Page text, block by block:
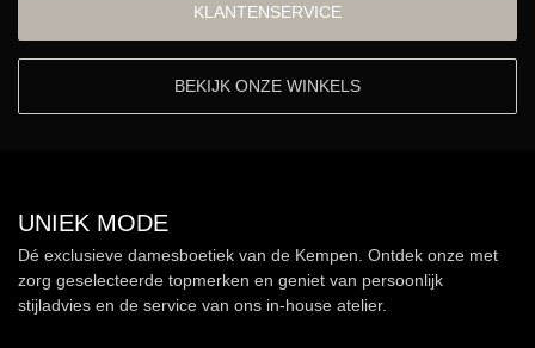
KLANTENSERVICE
BEKIJK ONZE WINKELS
UNIEK MODE
Dé exclusieve damesboetiek van de Kempen. Ontdek onze met
zorg geselecteerde topmerken en geniet van persoonlijk
stijladvies en de service van ons in-house atelier.